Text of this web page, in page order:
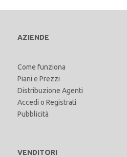
AZIENDE
Come funziona
Piani e Prezzi
Distribuzione Agenti
Accedi o Registrati
Pubblicità
VENDITORI